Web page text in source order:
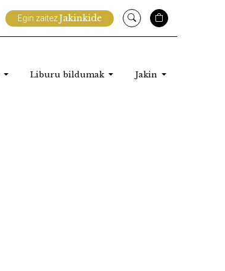
Egin zaitezJakinkide
Liburu bildumak Jakin